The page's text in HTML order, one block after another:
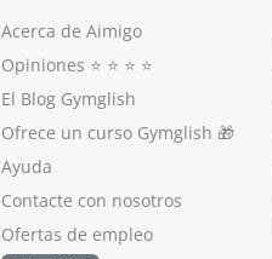
Acerca de Aimigo
Opiniones ⭐️ ⭐️ ⭐️ ⭐️
El Blog Gymglish
Ofrece un curso Gymglish 🎁
Ayuda
Contacte con nosotros
Ofertas de empleo